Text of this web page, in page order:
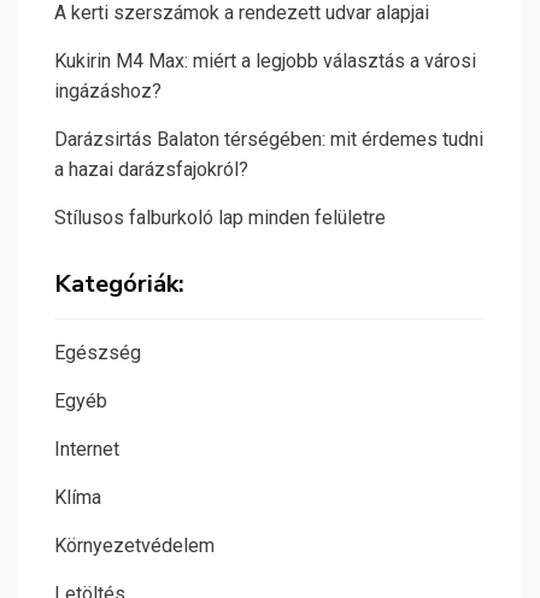
A kerti szerszámok a rendezett udvar alapjai
Kukirin M4 Max: miért a legjobb választás a városi
ingázáshoz?
Darázsirtás Balaton térségében: mit érdemes tudni
a hazai darázsfajokról?
Stílusos falburkoló lap minden felületre
Kategóriák:
Egészség
Egyéb
Internet
Klíma
Környezetvédelem